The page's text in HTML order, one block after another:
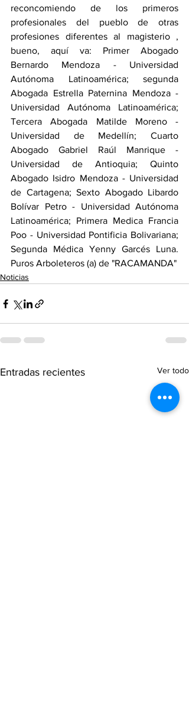
reconcomiendo de los primeros
profesionales del pueblo de otras
profesiones diferentes al magisterio ,
bueno, aquí va: Primer Abogado
Bernardo Mendoza - Universidad
Autónoma Latinoamérica; segunda
Abogada Estrella Paternina Mendoza -
Universidad Autónoma Latinoamérica;
Tercera Abogada Matilde Moreno -
Universidad de Medellín; Cuarto
Abogado Gabriel Raúl Manrique -
Universidad de Antioquia; Quinto
Abogado Isidro Mendoza - Universidad
de Cartagena; Sexto Abogado Libardo
Bolívar Petro - Universidad Autónoma
Latinoamérica; Primera Medica Francia
Poo - Universidad Pontificia Bolivariana;
Segunda Médica Yenny Garcés Luna.
Noticias
Entradas recientes Ver todo